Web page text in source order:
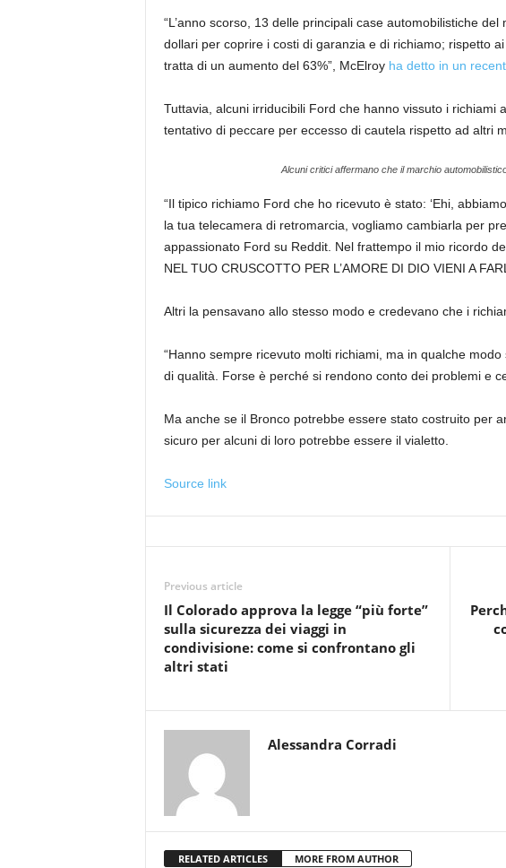
“L’anno scorso, 13 delle principali case automobilistiche
dollari per coprire i costi di garanzia e di richiamo; rispetto
tratta di un aumento del 63%”, McElroy ha detto in un
Tuttavia, alcuni irriducibili Ford che hanno vissuto i richiami
tentativo di peccare per eccesso di cautela rispetto ad altri
Alcuni critici affermano che il marchio
“Il tipico richiamo Ford che ho ricevuto è stato: ‘Ehi,
la tua telecamera di retromarcia, vogliamo cambiarla per
appassionato Ford su Reddit. Nel frattempo il mio ricordo
NEL TUO CRUSCOTTO PER L’AMORE DI DIO VIENI A
Altri la pensavano allo stesso modo e credevano che i
“Hanno sempre ricevuto molti richiami, ma in qualche
di qualità. Forse è perché si rendono conto dei problemi e
Ma anche se il Bronco potrebbe essere stato costruito per
sicuro per alcuni di loro potrebbe essere il vialetto.
Source link
Previous article
Il Colorado approva la legge “più forte”
sulla sicurezza dei viaggi in
condivisione: come si confrontano gli
altri stati
Alessandra Corradi
RELATED ARTICLES MORE FROM AUTHOR